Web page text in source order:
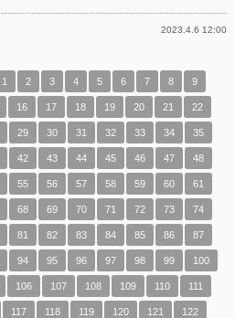
2023.4.6 12:00
1 2 3 4 5 6 7 8 9
16 17 18 19 20 21 22
29 30 31 32 33 34 35
42 43 44 45 46 47 48
55 56 57 58 59 60 61
68 69 70 71 72 73 74
81 82 83 84 85 86 87
94 95 96 97 98 99 100
106 107 108 109 110 111
117 118 119 120 121 122